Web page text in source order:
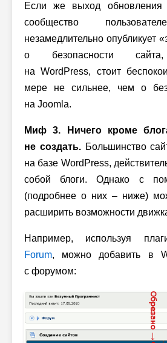
Если же выход обновления
сообщество
незамедлительно опубликует
о безопасности
на WordPress, стоит
мере не сильнее, чем о
на Joomla.
Миф 3. Ничего кроме
не создать.Большинство
на базе WordPress,
собой блоги. Однако с
(подробнее о них – ниже)
расширить возможности
Например, используя
Forum, можно добавить в
с форумом: